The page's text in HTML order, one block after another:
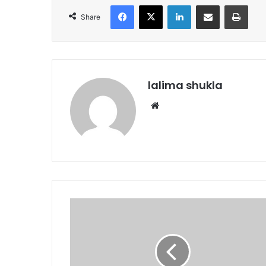
Share
Facebook
X LinkedInShare via Email Print
lalima shukla